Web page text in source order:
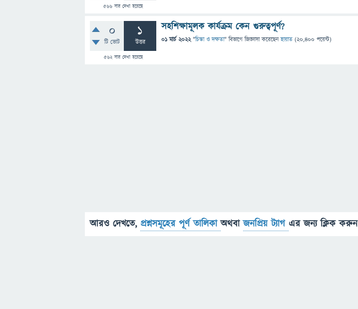
566 বার দেখা হয়েছে
0
টি ভোট
1
উত্তর
562বার দেখা হয়েছে
সহশিক্ষামূলক কার্যক্রম কেন গুরুত্বপূর্ণ?
01 মার্চ 2022 "চিন্তা ও দক্ষতা" বিভাগে জিজ্ঞাসাকরেছেনহায়াত (20,400 পয়েন্ট)
আরও দেখতে, প্রশ্নসমূহের পূর্ণ তালিকাঅথবাজনপ্রিয় ট্যাগ এর জন্য ক্লিক করুন